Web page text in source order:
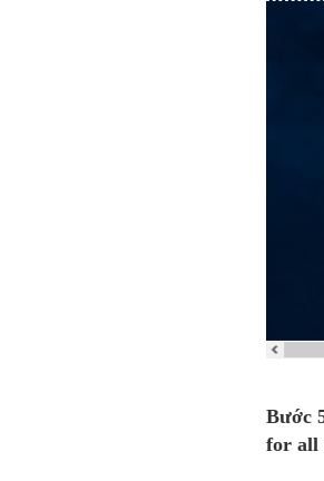
Bước
for all